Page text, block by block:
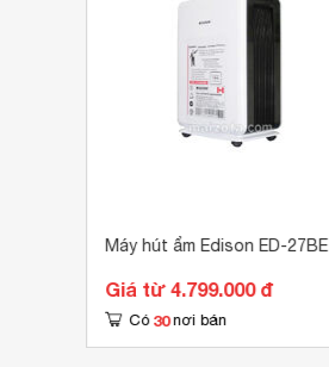
Máy hút ẩm Edison ED-27BE
Giá từ 4.799.000 đ
Có 30 nơi bán